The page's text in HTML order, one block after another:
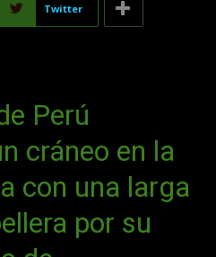
Twitter
Perú
cráneo en la
con una larga
por su